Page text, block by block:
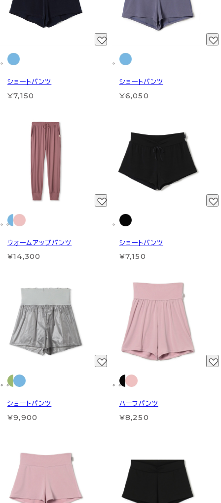
ショートパンツ
¥7,150
ショートパンツ
¥6,050
ウォームアップパンツ
¥14,300
ショートパンツ
¥7,150
ショートパンツ
¥9,900
ハーフパンツ
¥8,250